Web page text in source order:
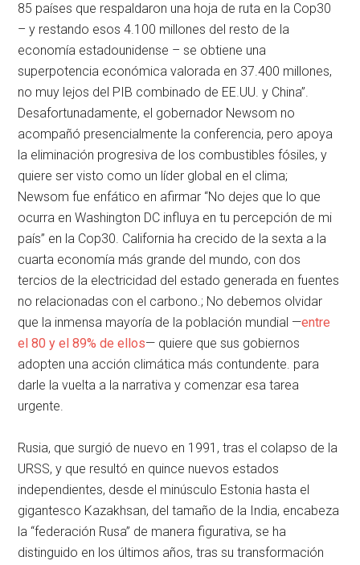
85 países que respaldaron una hoja de ruta en la Cop30
– y restando esos 4.100 millones del resto de la
economía estadounidense – se obtiene una
superpotencia económica valorada en 37.400 millones,
no muy lejos del PIB combinado de EE.UU. y China”.
Desafortunadamente, el gobernador Newsom no
acompañó presencialmente la conferencia, pero apoya
la eliminación progresiva de los combustibles fósiles, y
quiere ser visto como un líder global en el clima;
Newsom fue enfático en afirmar “No dejes que lo que
ocurra en Washington DC influya en tu percepción de mi
país” en la Cop30. California ha crecido de la sexta a la
cuarta economía más grande del mundo, con dos
tercios de la electricidad del estado generada en fuentes
no relacionadas con el carbono.; No debemos olvidar
que la inmensa mayoría de la población mundial —entre
el 80 y el 89% de ellos— quiere que sus gobiernos
adopten una acción climática más contundente. para
darle la vuelta a la narrativa y comenzar esa tarea
urgente.
Rusia, que surgió de nuevo en 1991, tras el colapso de la
URSS, y que resultó en quince nuevos estados
independientes, desde el minúsculo Estonia hasta el
gigantesco Kazakhsan, del tamaño de la India, encabeza
la “federación Rusa” de manera figurativa, se ha
distinguido en los últimos años, tras su transformación